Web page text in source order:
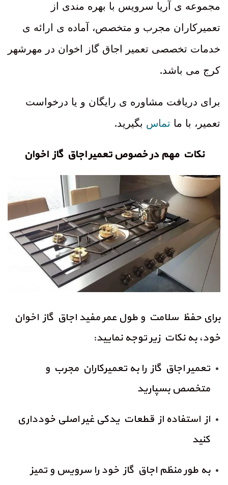
مجموعه ی آریا سرویس با بهره مندی از
تعمیرکاران مجرب و متخصص، آماده ی ارائه ی
خدمات تخصصی تعمیر اجاق گاز اخوان در مهرشهر
کرج می باشد.
برای دریافت مشاوره ی رایگان و یا درخواست
تعمیر، با ما تماس بگیرید.
نکات مهم در خصوص تعمیر اجاق گاز اخوان
برای حفظ سلامت و طول عمر مفید اجاق گاز اخوان
خود، به نکات زیر توجه نمایید:
تعمیر اجاق گاز را به تعمیرکاران مجرب و
متخصص بسپارید
از استفاده از قطعات یدکی غیر اصلی خودداری
کنید
به طور منظم اجاق گاز خود را سرویس و تمیز